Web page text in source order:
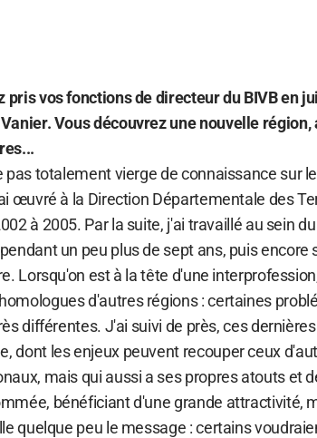
pris vos fonctions de directeur du BIVB en
Vous découvrez une nouvelle région,
pas totalement vierge de connaissance sur
œuvré à la Direction Départementale des
à 2005. Par la suite, j'ai travaillé au sein
un peu plus de sept ans, puis encore
Lorsqu'on est à la tête d'une
d'autres régions : certaines
différentes. J'ai suivi de près, ces
dont les enjeux peuvent recouper ceux
mais qui aussi a ses propres atouts et
bénéficiant d'une grande attractivité,
quelque peu le message : certains